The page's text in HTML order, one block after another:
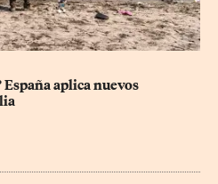
España aplica nuevos